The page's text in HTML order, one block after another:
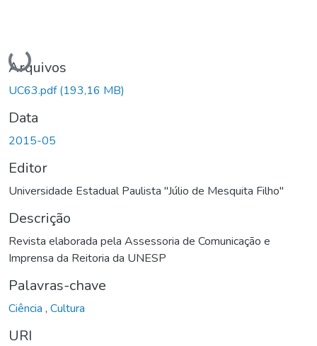
Carregando...
Arquivos
UC63.pdf(193,16 MB)
Data
2015-05
Editor
Universidade Estadual Paulista "Júlio de Mesquita Filho"
Descrição
Revista elaborada pela Assessoria de Comunicação e
Imprensa da Reitoria da UNESP
Palavras-chave
Ciência , Cultura
URI